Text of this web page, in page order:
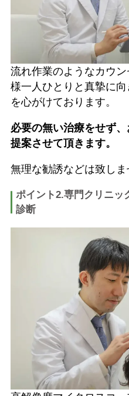
流れ作業のようなカウ
様一人ひとりと真摯に
を心がけております。
必要の無い治療をせず
提案させて頂きます。
無理な勧誘などは致しま
ポイント2.専門クリニッ
診断